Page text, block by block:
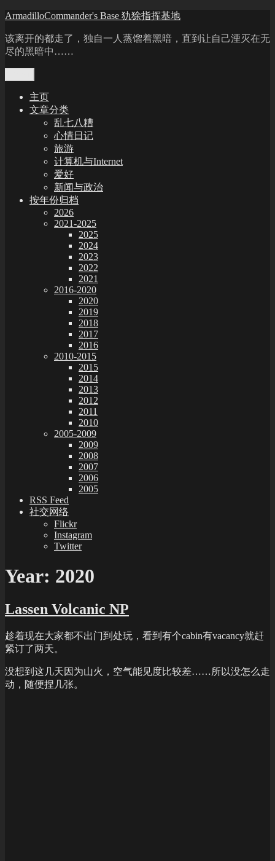
Skip
content
ArmadilloCommander's Base 犰狳指挥基地
该离开的都走了，独自一人蒸馏着黑暗，直到让自己湮灭在无
尽的黑暗中……
主页
文章分类
乱七八糟
心情日记
旅游
计算机与Internet
爱好
新闻与政治
按年份归档
2026
2021-2025
2025
2024
2023
2022
2021
2016-2020
2020
2019
2018
2017
2016
2010-2015
2015
2014
2013
2012
2011
2010
2005-2009
2009
2008
2007
2006
2005
RSS Feed
社交网络
Flickr
Instagram
Twitter
Year: 2020
Lassen Volcanic NP
趁着现在大家都不出门到处玩，看到有个cabin有vacancy就赶
紧订了两天。
没想到这几天因为山火，空气能见度比较差……所以没怎么走
动，随便捏几张。